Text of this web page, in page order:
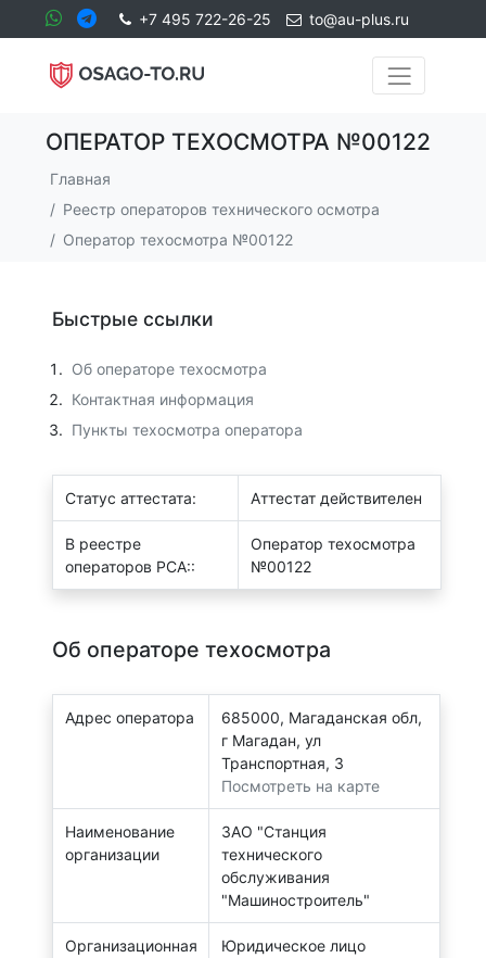
+7 495 722-26-25 to@au-plus.ru
ОПЕРАТОР ТЕХОСМОТРА №00122
Главная
Реестр операторов технического осмотра
Оператор техосмотра №00122
Быстрые ссылки
Об операторе техосмотра
Контактная информация
Пункты техосмотра оператора
Статус аттестата: Аттестат действителен
В реестре
операторов РСА::
Оператор техосмотра
№00122
Об операторе техосмотра
Адрес оператора
685000, Магаданская обл,
г Магадан, ул
Транспортная, 3
Посмотреть на карте
Наименование
организации
ЗАО "Станция
технического
обслуживания
"Машиностроитель"
Организационная
Юридическое лицо